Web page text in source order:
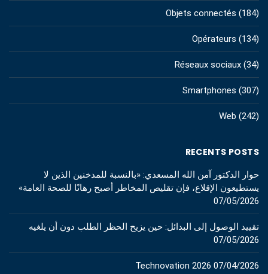
Objets connectés (184)
Opérateurs (134)
Réseaux sociaux (34)
Smartphones (307)
Web (242)
RECENTS POSTS
حوار الدكتور آمن الله المسعدي: «بالنسبة للمدخنين الذين لا
يستطيعون الإقلاع، فإن تقليص المخاطر أصبح رهانًا للصحة العامة»
07/05/2026
تقييد الوصول إلى البدائل: حين يزيح الحظر الطلب دون أن يلغيه
07/05/2026
Technovation 2026 07/04/2026